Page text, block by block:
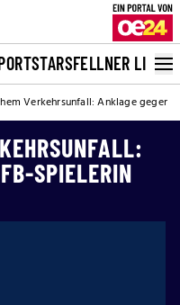
STARSFELLNER LIVE
Verkehrsunfall: Anklage gegen
SPIELERIN